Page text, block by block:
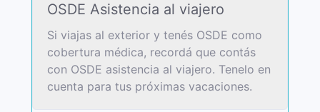
OSDE Asistencia al viajero
Si viajas al exterior y tenés OSDE como
cobertura médica, recordá que contás
con OSDE asistencia al viajero. Tenelo en
cuenta para tus próximas vacaciones.